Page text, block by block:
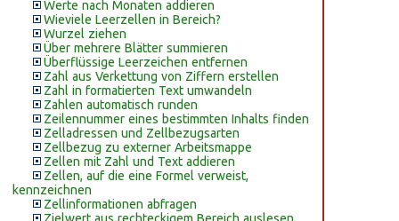
Werte nach Monaten addieren
Wieviele Leerzellen in Bereich?
Wurzel ziehen
Über mehrere Blätter summieren
Überflüssige Leerzeichen entfernen
Zahl aus Verkettung von Ziffern erstellen
Zahl in formatierten Text umwandeln
Zahlen automatisch runden
Zeilennummer eines bestimmten Inhalts finden
Zelladressen und Zellbezugsarten
Zellbezug zu externer Arbeitsmappe
Zellen mit Zahl und Text addieren
Zellen, auf die eine Formel verweist,
kennzeichnen
Zellinformationen abfragen